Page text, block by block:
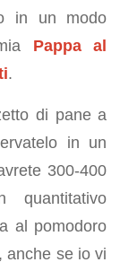
in un modo
Pappa al
.
di pane a
in un
300-400
al pomodoro
anche se io vi